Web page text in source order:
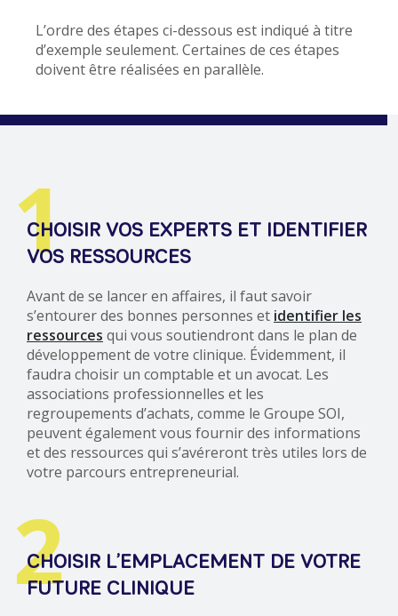
L’ordre des étapes ci-dessous est indiqué à titre
d’exemple seulement. Certaines de ces étapes
doivent être réalisées en parallèle.
1
CHOISIR VOS EXPERTS ET IDENTIFIER
VOS RESSOURCES
Avant de se lancer en affaires, il faut savoir
s’entourer des bonnes personnes et identifier les
ressources qui vous soutiendront dans le plan de
développement de votre clinique. Évidemment, il
faudra choisir un comptable et un avocat. Les
associations professionnelles et les
regroupements d’achats, comme le Groupe SOI,
peuvent également vous fournir des informations
et des ressources qui s’avéreront très utiles lors de
votre parcours entrepreneurial.
2
CHOISIR L’EMPLACEMENT DE VOTRE
FUTURE CLINIQUE